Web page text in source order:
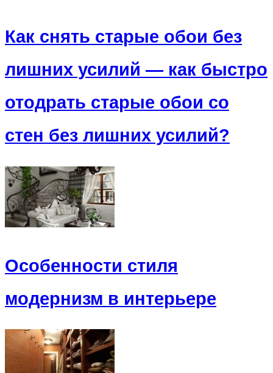
Как снять старые обои без
лишних усилий — как быстро
отодрать старые обои со
стен без лишних усилий?
Особенности стиля
модернизм в интерьере